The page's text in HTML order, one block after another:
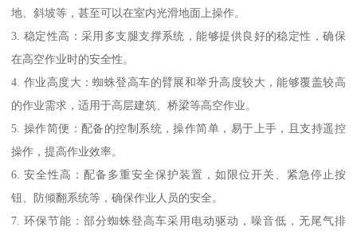
地、斜坡等，甚至可以在室内光滑地面上操作。
3. 稳定性高：采用多支腿支撑系统，能够提供良好的稳定性，确保
在高空作业时的安全性。
4. 作业高度大：蜘蛛登高车的臂展和举升高度较大，能够覆盖较高
的作业需求，适用于高层建筑、桥梁等高空作业。
5. 操作简便：配备的控制系统，操作简单，易于上手，且支持遥控
操作，提高作业效率。
6. 安全性高：配备多重安全保护装置，如限位开关、紧急停止按
钮、防倾翻系统等，确保作业人员的安全。
7. 环保节能：部分蜘蛛登高车采用电动驱动，噪音低，无尾气排